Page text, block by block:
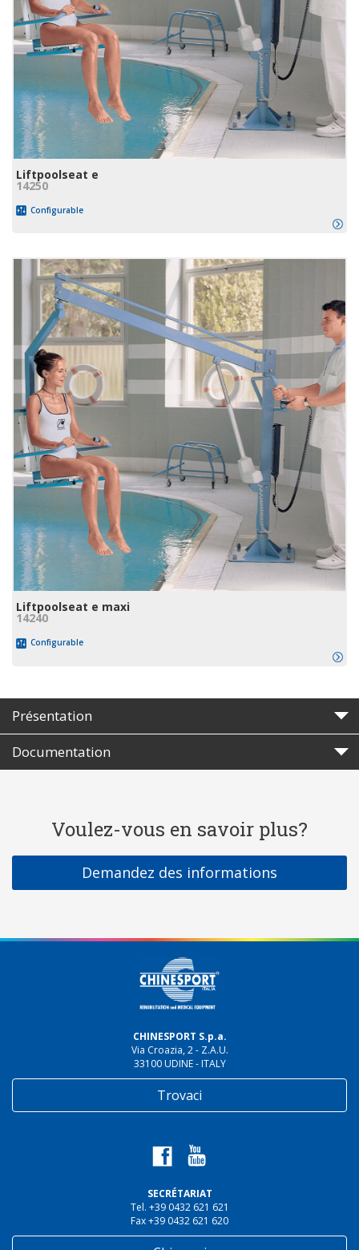
Liftpoolseat e
14250
Configurable
Liftpoolseat e maxi
14240
Configurable
Présentation
Documentation
Voulez-vous en savoir plus?
Demandez des informations
CHINESPORT S.p.a.
Via Croazia, 2 - Z.A.U.
33100 UDINE - ITALY
Trovaci
SECRÉTARIAT
Tel. +39 0432 621 621
Fax +39 0432 621 620